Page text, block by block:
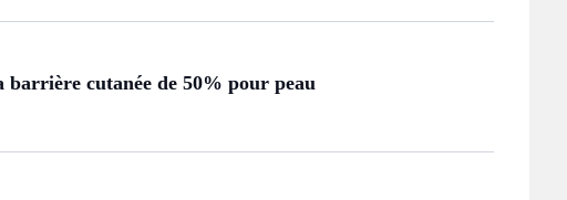
barrière cutanée de 50% pour peau